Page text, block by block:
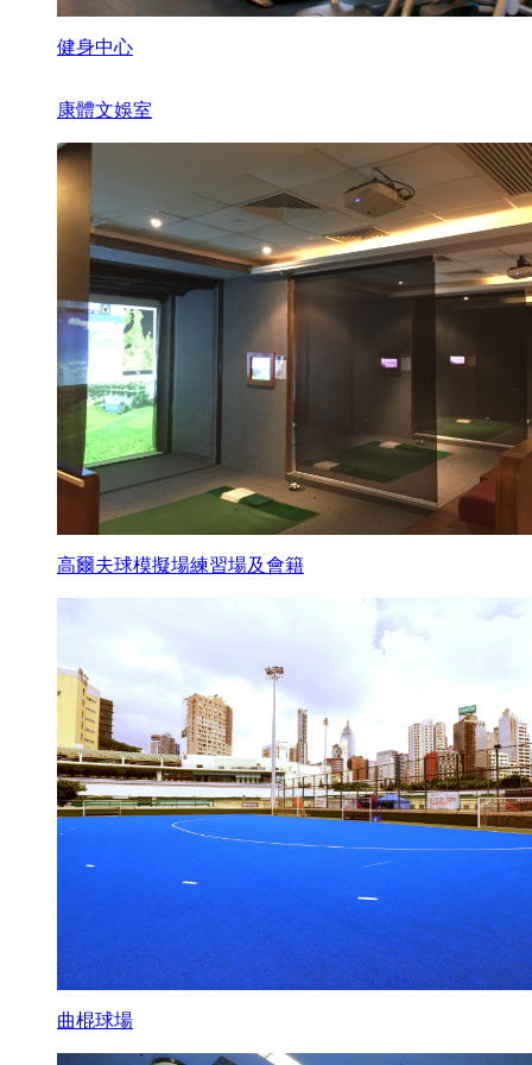
健身中心
康體文娛室
高爾夫球模擬場練習場及會籍
曲棍球場